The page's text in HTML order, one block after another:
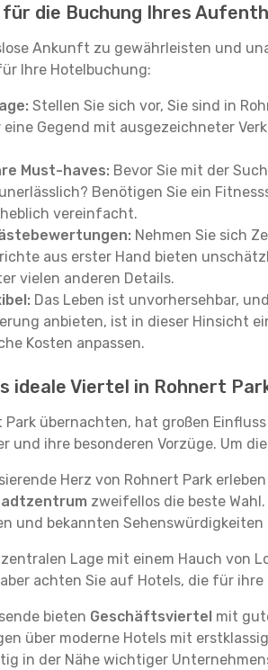
für die Buchung Ihres
Ankunft zu gewährleisten und
Ihre Hotelbuchung:
Stellen Sie sich vor, Sie sind in
Gegend mit ausgezeichneter
Must-haves: Bevor Sie mit der
Benötigen Sie ein
vereinfacht.
Nehmen Sie sich
aus erster Hand bieten
vielen anderen Details.
Das Leben ist unvorhersehbar,
anbieten, ist in dieser Hinsicht
Kosten anpassen.
ideale Viertel in Rohnert
Park übernachten, hat großen
und ihre besonderen Vorzüge. Um
Herz von Rohnert Park
zweifellos die beste
und bekannten
Lage mit einem Hauch von
achten Sie auf Hotels, die für
bieten Geschäftsviertel mit
über moderne Hotels mit
in der Nähe wichtiger